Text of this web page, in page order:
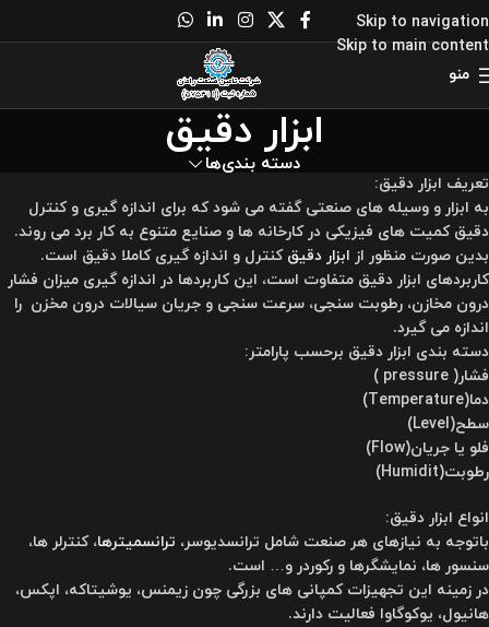
Skip to navigation
Skip to main content
منو
ابزار دقیق
دسته بندی‌ها
تعریف ابزار دقیق:
به ابزار و وسیله های صنعتی گفته می شود که برای اندازه گیری و کنترل
دقیق کمیت های فیزیکی در کارخانه ها و صنایع متنوع به کار برد می روند.
بدین صورت منظور از ابزار دقیق کنترل و اندازه گیری کاملا دقیق است.
کاربردهای ابزار دقیق متفاوت است، این کاربردها در اندازه گیری میزان فشار
درون مخازن، رطوبت سنجی، سرعت سنجی و جریان سیالات درون مخزن را
اندازه می گیرد.
دسته بندی ابزار دقیق برحسب پارامتر:
فشار( pressure )
دما(Temperature)
سطح(Level)
فلو یا جریان(Flow)
رطوبت(Humidit)
انواع ابزار دقیق:
باتوجه به نیازهای هر صنعت شامل ترانسدیوسر، ترانسمیترها، کنترلر ها،
سنسور ها، نمایشگرها و رکوردر و… است.
در زمینه این تجهیزات کمپانی های بزرگی چون زیمنس، یوشیتاکه، اپکس،
هانیول، یوکوگاوا فعالیت دارند.